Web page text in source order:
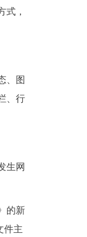
式，
、图
、行
生网
的新
件主